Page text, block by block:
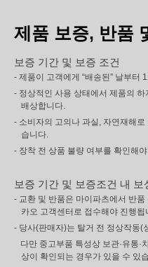
제품 보증, 반품
보증 기간 및 보증 조건
- 제품이 고객에게 “배송된” 날부터
- 정상적인 사용 상태에서 제품의
배상합니다.
- 소비자의 고의나 과실, 자연재해
습니다.
- 장착 전 상품 불량 여부를 확인해
보증 기간 및 보증조건 내 보
- 교환 및 반품은 마이파츠에서 반
카오 고객센터로 접수해야 진행됩
- 당사(판매자)는 탈거 전 정상작동(
다만 중고부품 특성상 보관·유통·
상이 확인되는 경우가 있을 수 있